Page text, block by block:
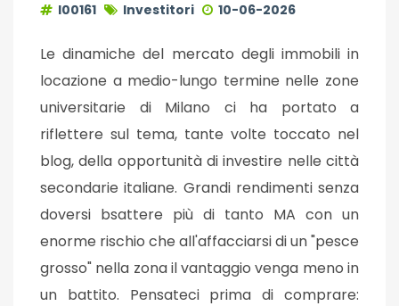
I00161 Investitori 10-06-2026
Le dinamiche del mercato degli immobili in
locazione a medio-lungo termine nelle zone
universitarie di Milano ci ha portato a
riflettere sul tema, tante volte toccato nel
blog, della opportunità di investire nelle città
secondarie italiane. Grandi rendimenti senza
doversi bsattere più di tanto MA con un
enorme rischio che all'affacciarsi di un "pesce
grosso" nella zona il vantaggio venga meno in
un battito. Pensateci prima di comprare: